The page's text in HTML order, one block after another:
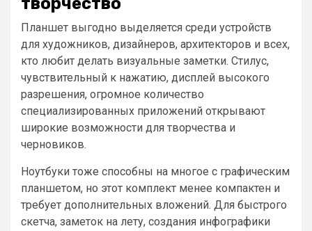
Планшет выгодно выделяется среди устройств
для художников, дизайнеров, архитекторов и всех,
кто любит делать визуальные заметки. Стилус,
чувствительный к нажатию, дисплей высокого
разрешения, огромное количество
специализированных приложений открывают
широкие возможности для творчества и
черновиков.
Ноутбуки тоже способны на многое с графическим
планшетом, но этот комплект менее компактен и
требует дополнительных вложений. Для быстрого
скетча, заметок на лету, создания инфографики